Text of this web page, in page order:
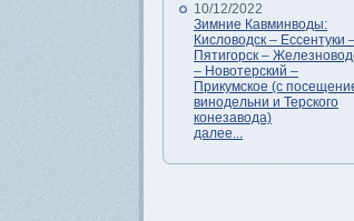
10/12/2022
Зимние Кавминводы:
Кисловодск – Ессентуки
Пятигорск –
– Новотерский –
Прикумское (с
винодельни и Терского
конезавода)
далее...